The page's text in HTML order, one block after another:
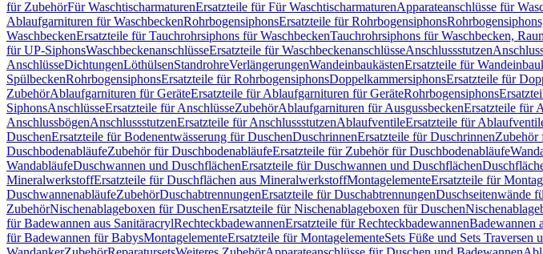
für ZubehörFür WaschtischarmaturenErsatzteile für Für WaschtischarmaturenApparateanschlüsse für
Ablaufgarnituren für WaschbeckenRohrbogensiphonsErsatzteile für Rohrbogensiphons
WaschbeckenErsatzteile für Tauchrohrsiphons für WaschbeckenTauchrohrsiphons für Waschbecken,
für UP-SiphonsWaschbeckenanschlüsseErsatzteile für WaschbeckenanschlüsseAnschlussstutzen
AnschlüsseDichtungenLöthülsenStandrohreVerlängerungenWandeinbaukästenErsatzteile für
SpülbeckenRohrbogensiphonsErsatzteile für RohrbogensiphonsDoppelkammersiphonsErsatzteile für
ZubehörAblaufgarnituren für GeräteErsatzteile für Ablaufgarnituren für GeräteRohrbogensiphons
SiphonsAnschlüsseErsatzteile für AnschlüsseZubehörAblaufgarnituren für AusgussbeckenErsatzteile für
AnschlussbögenAnschlussstutzenErsatzteile für AnschlussstutzenAblaufventileErsatzteile für
DuschenErsatzteile für Bodenentwässerung für DuschenDuschrinnenErsatzteile für DuschrinnenZubehör
DuschbodenabläufeZubehör für DuschbodenabläufeErsatzteile für Zubehör für Duschbodenabläufe
WandabläufeDuschwannen und DuschflächenErsatzteile für Duschwannen und Duschflächen
MineralwerkstoffErsatzteile für Duschflächen aus MineralwerkstoffMontagelementeErsatzteile für
DuschwannenabläufeZubehörDuschabtrennungenErsatzteile für DuschabtrennungenDuschseitenwände
ZubehörNischenablageboxen für DuschenErsatzteile für Nischenablageboxen für Duschen
für Badewannen aus SanitäracrylRechteckbadewannenErsatzteile für RechteckbadewannenBadewannen
für Badewannen für BabysMontagelementeErsatzteile für MontagelementeSets Füße und Sets Traversen